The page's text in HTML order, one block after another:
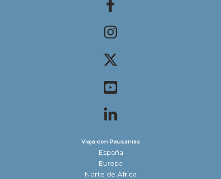
Viaja con Pausanias
España
Europa
Norte de África